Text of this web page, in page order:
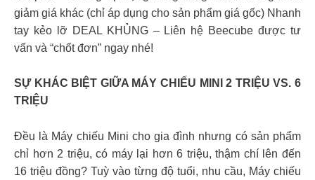
giảm giá khác (chỉ áp dụng cho sản phẩm giá gốc) Nhanh
tay kẻo lỡ DEAL KHỦNG – Liên hệ Beecube được tư
vấn và “chốt đơn” ngay nhé!
SỰ KHÁC BIỆT GIỮA MÁY CHIẾU MINI 2 TRIỆU VS. 6
TRIỆU
Đều là Máy chiếu Mini cho gia đình nhưng có sản phẩm
chỉ hơn 2 triệu, có máy lại hơn 6 triệu, thậm chí lên đến
16 triệu đồng? Tuỳ vào từng độ tuổi, nhu cầu, Máy chiếu